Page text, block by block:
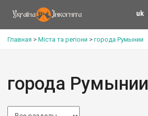
uk
Главная > Міста та регіони > города Румынии
города Румынии